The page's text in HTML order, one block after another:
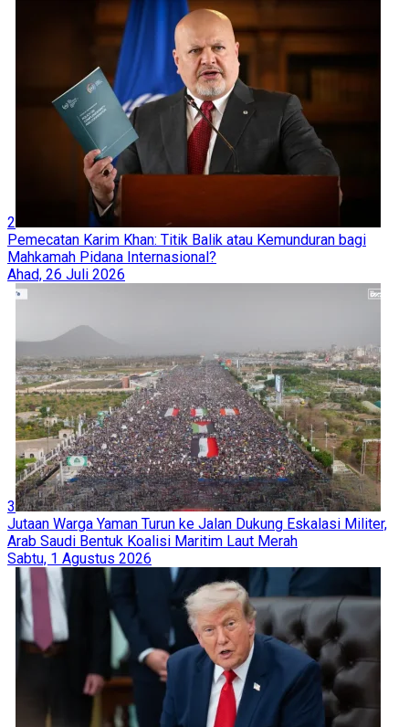
2
Pemecatan Karim Khan: Titik Balik atau Kemunduran bagi
Mahkamah Pidana Internasional?
Ahad, 26 Juli 2026
3
Jutaan Warga Yaman Turun ke Jalan Dukung Eskalasi Militer,
Arab Saudi Bentuk Koalisi Maritim Laut Merah
Sabtu, 1 Agustus 2026